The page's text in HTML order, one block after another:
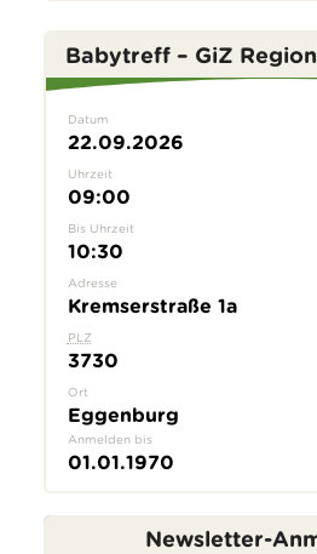
Babytreff – GiZ
Datum
22.09.2026
Uhrzeit
09:00
Bis Uhrzeit
10:30
Adresse
Kremserstraße 1a
PLZ
3730
Ort
Eggenburg
Anmelden bis
01.01.1970
Newsletter-